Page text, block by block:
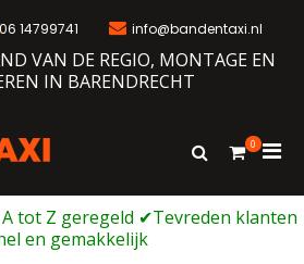
06 14799741 info@bandentaxi.nl
VAN DE REGIO, MONTAGE EN
IN BARENDRECHT
Bandengarage met eigen webshop
Toon
0
voor